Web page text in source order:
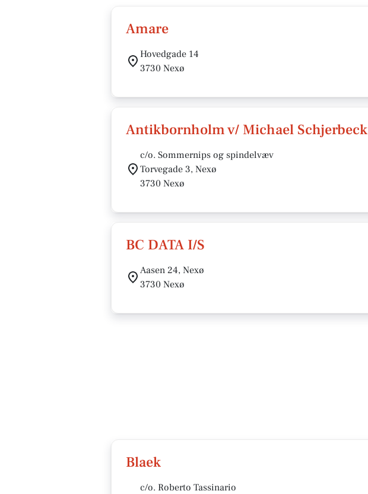
Amare
Hovedgade 14
3730 Nexø
Antikbornholm v/ Michael Schjerbeck
c/o. Sommernips og spindelvæv
Torvegade 3, Nexø
3730 Nexø
BC DATA I/S
Aasen 24, Nexø
3730 Nexø
Blaek
c/o. Roberto Tassinario